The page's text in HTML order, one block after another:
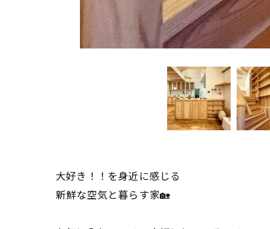
大好き！！を身近に感じる
新鮮な空気と暮らす家🏡